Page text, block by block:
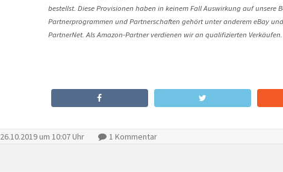
bestellst. Diese Provisionen haben in keinem Fall Auswirkung auf unsere
Partnerprogrammen und Partnerschaften gehört unter anderem eBay
PartnerNet. Als Amazon-Partner verdienen wir an qualifizierten Verkäufen.
26.10.2019 um 10:07 Uhr 1 Kommentar